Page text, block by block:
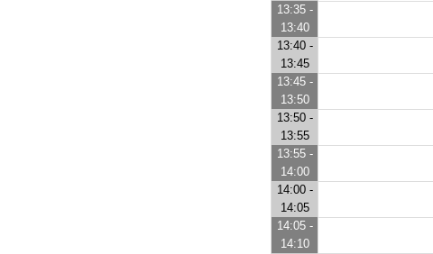
13:35 -
13:40
13:40 -
13:45
13:45 -
13:50
13:50 -
13:55
13:55 -
14:00
14:00 -
14:05
14:05 -
14:10